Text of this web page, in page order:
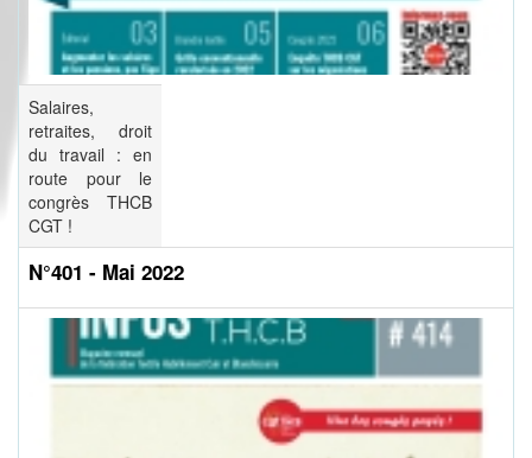
Salaires,
retraites, droit
du travail : en
route pour le
congrès THCB
CGT !
N°401 - Mai 2022